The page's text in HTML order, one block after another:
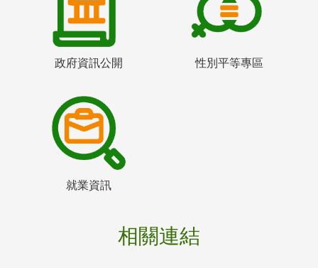
政府資訊公開 性別平等專區
就業資訊
相關連結